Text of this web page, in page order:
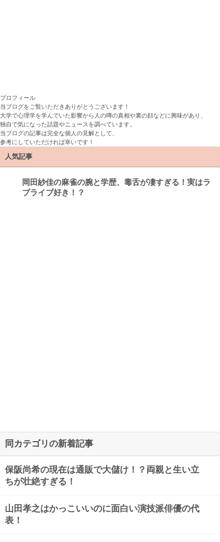
プロフィール
当ブログをご覧いただきありがとうございます！
大学で心理学を学んでいた影響から人の噂の真相や裏の顔などに興味があり、
独自で気になった話題やニュースを調べています。
当ブログの記事は完全な個人の見解として、
参考にしていただければ幸いです！
人気記事
岡田紗佳の麻雀の腕と学歴、毒舌が凄すぎる！実はラ
ブライブ好き！？
同カテゴリの新着記事
保阪尚希の現在は通販で大儲け！？両親と生い立
ちが壮絶すぎる！
山田孝之はかっこいいのに面白い演技派俳優の代
表！